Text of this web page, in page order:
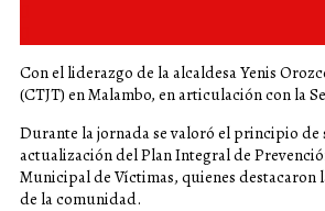
Con el liderazgo de la alcaldesa Yenis
(CTJT) en Malambo, en articulación con la
Durante la jornada se valoró el principio
actualización del Plan Integral de
Municipal de Víctimas, quienes
de la comunidad.